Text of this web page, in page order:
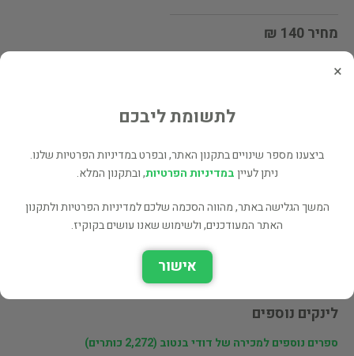
מחיר 140 ₪
פרטי המוכר
דודי בנטוב
לא בשבת.נמצא במגדל העמק וחיפה.
לינקים נוספים
ספרים נוספים למכירה של דודי בנטוב (2,272 כותרים)
×
לתשומת ליבכם
ביצענו מספר שינויים בתקנון האתר, ובפרט במדיניות הפרטיות שלנו.
ניתן לעייןבמדיניות הפרטיות, ובתקנון המלא.
המשך הגלישה באתר, מהווה הסכמה שלכם למדיניות הפרטיות ולתקנון
האתר המעודכנים, ולשימוש שאנו עושים בקוקיז.
אישור